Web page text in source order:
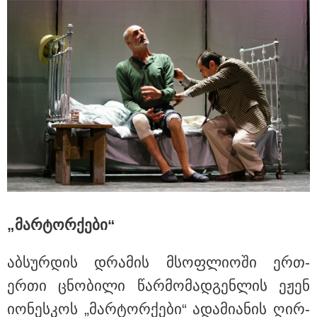
15:47 / 07-08-2026
Tower Group და BREEAM - ხარისხის საერთაშორისო
სტანდარტი ქართულ დეველოპმენტში
„მარ­ტორ­ქე­ბი“
აბ­სურ­დის დრა­მის მსოფ­ლი­ო­ში ერთ-
ერთი ცნო­ბი­ლი წარ­მო­მად­გენ­ლის ეჟენ
იო­ნეს­კოს „მარ­ტორ­ქე­ბი“ ადა­მი­ა­ნის ღირ­